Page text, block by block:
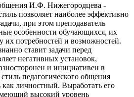
И.Ф. Нижегородцева -
позволяет наиболее эффективно
при этом преподаватель
особенности обучающихся, их
потребностей и возможностей.
ставит задачи перед
негативных установок,
и инициативен в
педагогического общения
как личностный. Выработать его
высокий уровень